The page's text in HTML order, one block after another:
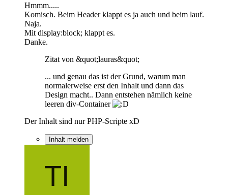
Hmmm.....
Komisch. Beim Header klappt es ja auch und beim lauf.
Naja.
Mit display:block; klappt es.
Danke.
Zitat von &quot;lauras&quot;
... und genau das ist der Grund, warum man
normalerweise erst den Inhalt und dann das
Design macht.. Dann entstehen nämlich keine
leeren div-Container
Der Inhalt sind nur PHP-Scripte xD
Inhalt melden